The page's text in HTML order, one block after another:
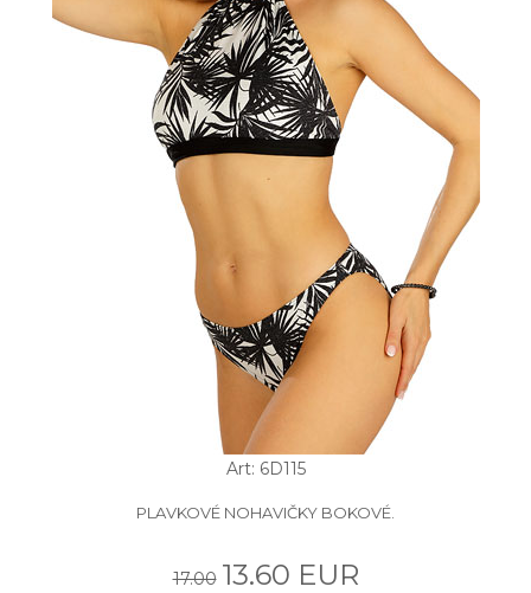
Art: 6D115
PLAVKOVÉ NOHAVIČKY BOKOVÉ.
17.00 13.60 EUR